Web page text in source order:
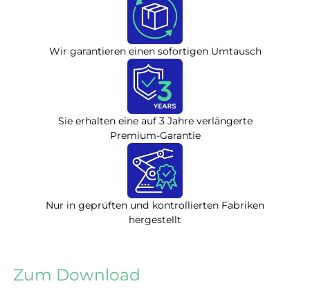
Wir garantieren einen sofortigen Umtausch
Sie erhalten eine auf 3 Jahre verlängerte
Premium-Garantie
Nur in geprüften und kontrollierten Fabriken
hergestellt
Zum Download